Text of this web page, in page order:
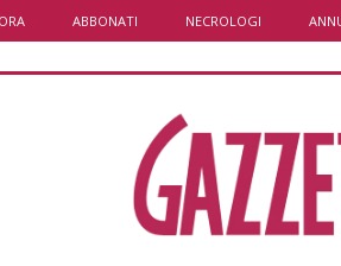
ABBONATI NECROLOGI